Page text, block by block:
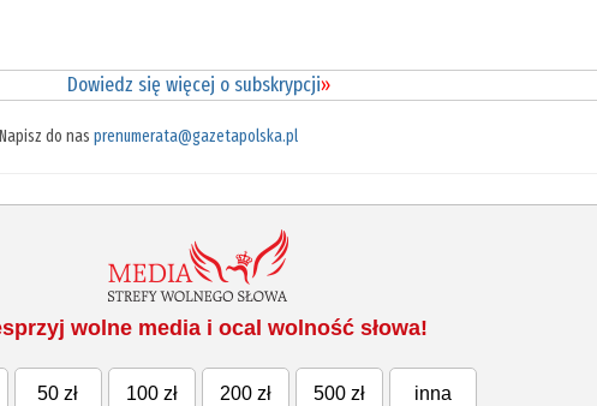
Dowiedz się więcej o subskrypcji»
do nasprenumerata@gazetapolska.pl
wolne media i ocal wolność słowa!
50 zł 100 zł 200 zł 500 zł inna